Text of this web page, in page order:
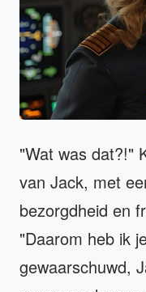
"Wat was dat?!"
van Jack, met
bezorgdheid en
"Daarom heb ik
gewaarschuwd,